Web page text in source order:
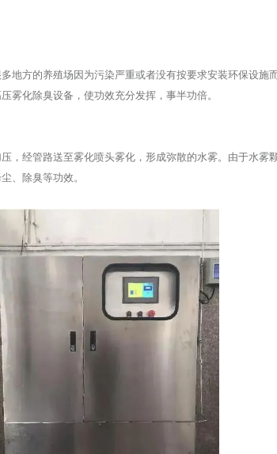
地方的养殖场因为污染严重或者没有按要求安装环保设施
雾化除臭设备，使功效充分发挥，事半功倍。
，经管路送至雾化喷头雾化，形成弥散的水雾。由于水雾
、除臭等功效。